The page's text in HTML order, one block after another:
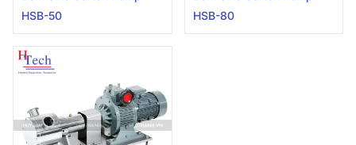
HSB-50
HSB-80